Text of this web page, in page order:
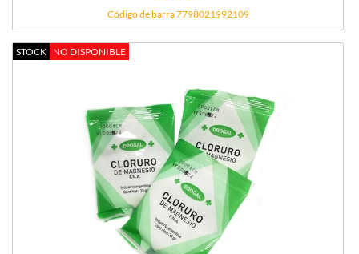
Código de barra 7798021992109
STOCK NO DISPONIBLE